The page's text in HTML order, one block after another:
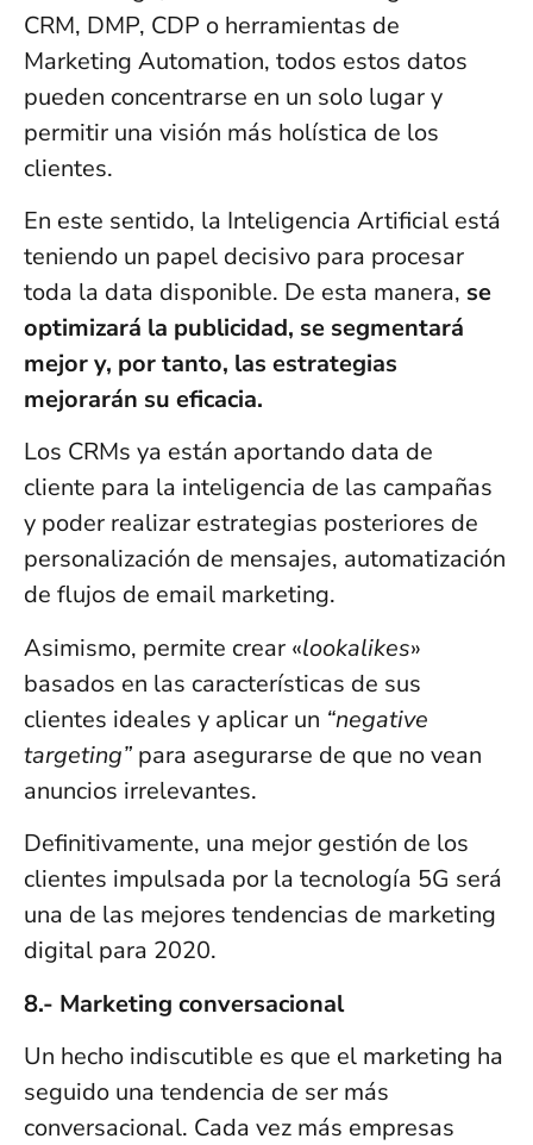
CRM, DMP, CDP o herramientas de
Marketing Automation, todos estos datos
pueden concentrarse en un solo lugar y
permitir una visión más holística de los
clientes.
En este sentido, la Inteligencia Artificial está
teniendo un papel decisivo para procesar
toda la data disponible. De esta manera, se
optimizará la publicidad, se segmentará
mejor y, por tanto, las estrategias
mejorarán su eficacia.
Los CRMs ya están aportando data de
cliente para la inteligencia de las campañas
y poder realizar estrategias posteriores de
personalización de mensajes, automatización
de flujos de email marketing.
Asimismo, permite crear «lookalikes»
basados en las características de sus
clientes ideales y aplicar un “negative
targeting” para asegurarse de que no vean
anuncios irrelevantes.
Definitivamente, una mejor gestión de los
clientes impulsada por la tecnología 5G será
una de las mejores tendencias de marketing
digital para 2020.
8.- Marketing conversacional
Un hecho indiscutible es que el marketing ha
seguido una tendencia de ser más
conversacional. Cada vez más empresas